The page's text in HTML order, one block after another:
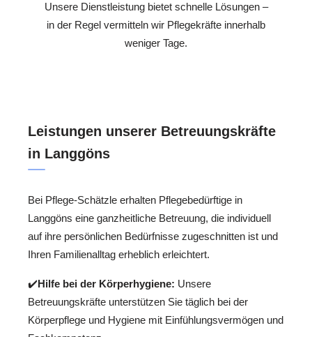
Unsere Dienstleistung bietet schnelle Lösungen –
in der Regel vermitteln wir Pflegekräfte innerhalb
weniger Tage.
Leistungen unserer Betreuungskräfte
in Langgöns
Bei Pflege-Schätzle erhalten Pflegebedürftige in
Langgöns eine ganzheitliche Betreuung, die individuell
auf ihre persönlichen Bedürfnisse zugeschnitten ist und
Ihren Familienalltag erheblich erleichtert.
✔️Hilfe bei der Körperhygiene: Unsere
Betreuungskräfte unterstützen Sie täglich bei der
Körperpflege und Hygiene mit Einfühlungsvermögen und